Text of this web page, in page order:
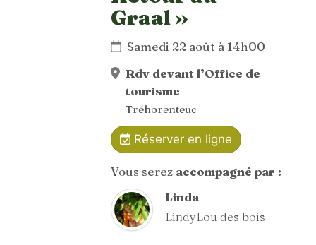
Graal »
Samedi 22 août à 14h00
Rdv devant l’Office de
tourisme
Tréhorenteuc
Réserver en ligne
Vous serez accompagné par :
Linda
LindyLou des bois